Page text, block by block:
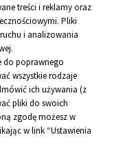
treści i reklamy oraz
Pliki
i analizowania
do poprawnego
wszystkie rodzaje
ich używania (z
pliki do swoich
zgodę możesz w
w link “Ustawienia